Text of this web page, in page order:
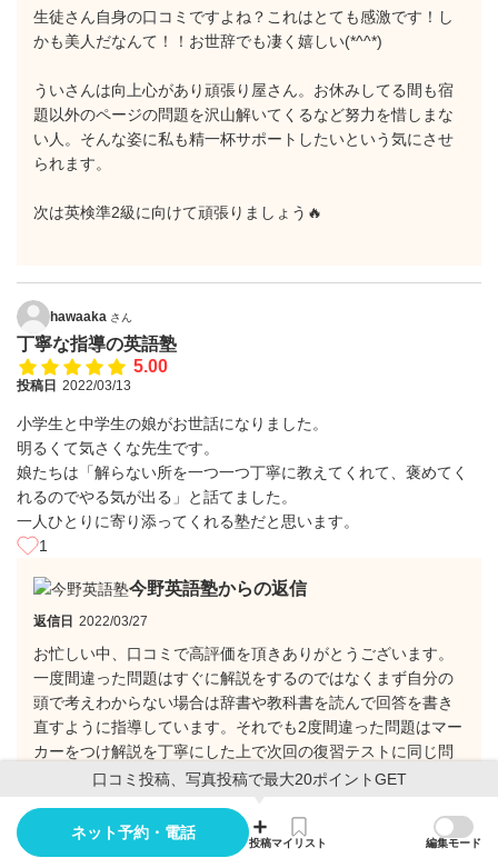
生徒さん自身の口コミですよね？これはとても感激です！し
かも美人だなんて！！お世辞でも凄く嬉しい(*^^*)
ういさんは向上心があり頑張り屋さん。お休みしてる間も宿
題以外のページの問題を沢山解いてくるなど努力を惜しまな
い人。そんな姿に私も精一杯サポートしたいという気にさせ
られます。
次は英検準2級に向けて頑張りましょう🔥
hawaaka さん
丁寧な指導の英語塾
5.00
投稿日 2022/03/13
小学生と中学生の娘がお世話になりました。
明るくて気さくな先生です。
娘たちは「解らない所を一つ一つ丁寧に教えてくれて、褒めてく
れるのでやる気が出る」と話てました。
一人ひとりに寄り添ってくれる塾だと思います。
1
今野英語塾からの返信
返信日 2022/03/27
お忙しい中、口コミで高評価を頂きありがとうございます。
一度間違った問題はすぐに解説をするのではなくまず自分の
頭で考えわからない場合は辞書や教科書を読んで回答を書き
直すように指導しています。それでも2度間違った問題はマー
カーをつけ解説を丁寧にした上で次回の復習テストに同じ問
題を出し本当に理解出来ているか確認します。
わからないから塾に来ているのでやる気が少しでも出るよう
に褒めながらもっと勉強したい気にさせるよう導いてます。
口コミ投稿、写真投稿で最大20ポイントGET
ネット予約・電話
投稿マイリスト 編集モード